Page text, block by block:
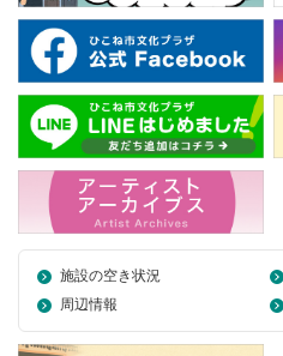
施設の空き状況
周辺情報